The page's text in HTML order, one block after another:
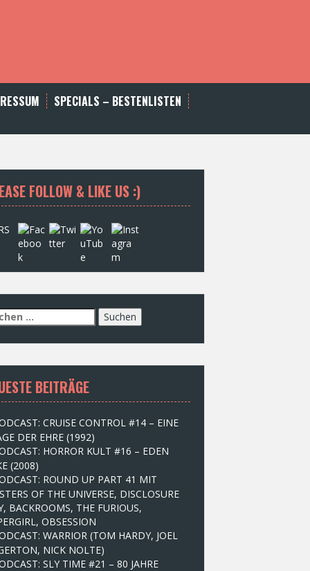
SPECIALS – BESTENLISTEN
FOLLOW & LIKE US :)
BEITRÄGE
CRUISE CONTROL #14 – EINE
DER EHRE (1992)
HORROR KULT #16 – EDEN
(2008)
ROUND UP PART 41 MIT
OF THE UNIVERSE, DISCLOSURE
BACKROOMS, THE FURIOUS,
OBSESSION
WARRIOR (TOM HARDY, JOEL
NICK NOLTE)
SLY TIME #21 – 80 JAHRE